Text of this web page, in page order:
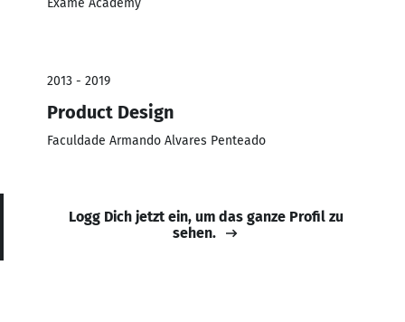
2013 - 2019
Product Design
Faculdade Armando Alvares Penteado
Logg Dich jetzt ein, um das ganze Profil zu
sehen.